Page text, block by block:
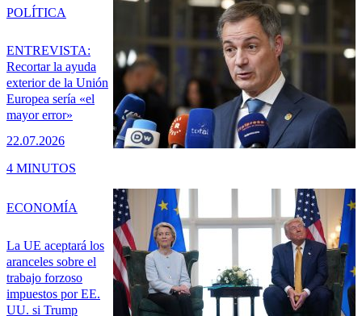
ENTREVISTA:
Recortar la ayuda
exterior de la Unión
Europea sería «el
mayor error»
22.07.2026
POLÍTICA
4 MINUTOS
La UE aceptará los
aranceles sobre el
trabajo forzoso
impuestos por EE.
UU. si Trump
ECONOMÍA